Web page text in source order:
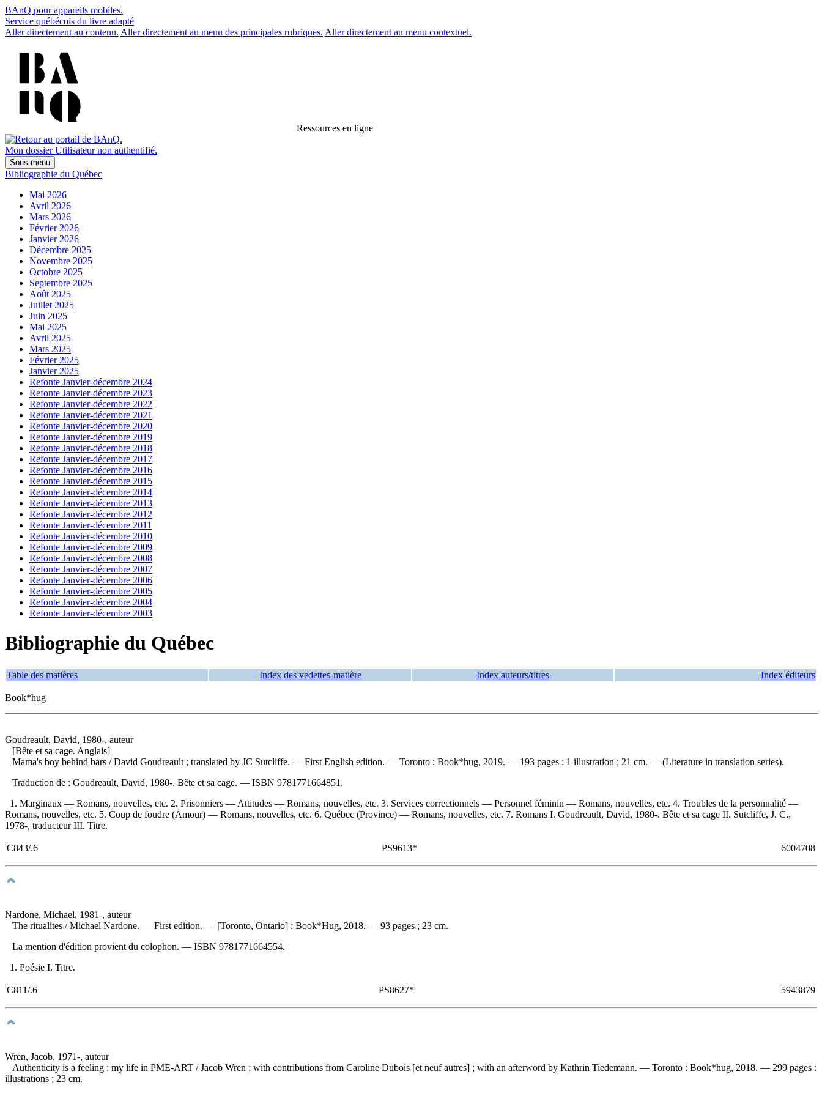
BAnQ pour appareils mobiles.
Service québécois du livre adapté
Aller directement au contenu. Aller directement au menu des principales rubriques. Aller directement au menu contextuel.
Ressources en ligne
Mon dossier Utilisateur non authentifié.
Sous-menu
Bibliographie du Québec
Mai 2026
Avril 2026
Mars 2026
Février 2026
Janvier 2026
Décembre 2025
Novembre 2025
Octobre 2025
Septembre 2025
Août 2025
Juillet 2025
Juin 2025
Mai 2025
Avril 2025
Mars 2025
Février 2025
Janvier 2025
Refonte Janvier-décembre 2024
Refonte Janvier-décembre 2023
Refonte Janvier-décembre 2022
Refonte Janvier-décembre 2021
Refonte Janvier-décembre 2020
Refonte Janvier-décembre 2019
Refonte Janvier-décembre 2018
Refonte Janvier-décembre 2017
Refonte Janvier-décembre 2016
Refonte Janvier-décembre 2015
Refonte Janvier-décembre 2014
Refonte Janvier-décembre 2013
Refonte Janvier-décembre 2012
Refonte Janvier-décembre 2011
Refonte Janvier-décembre 2010
Refonte Janvier-décembre 2009
Refonte Janvier-décembre 2008
Refonte Janvier-décembre 2007
Refonte Janvier-décembre 2006
Refonte Janvier-décembre 2005
Refonte Janvier-décembre 2004
Refonte Janvier-décembre 2003
Bibliographie du Québec
Table des matières Index des vedettes-matière Index auteurs/titres Index éditeurs
Book*hug
Goudreault, David, 1980-, auteur
[Bête et sa cage. Anglais]
Mama's boy behind bars / David Goudreault ; translated by JC Sutcliffe. — First English edition. — Toronto : Book*hug, 2019. — 193 pages : 1 illustration ; 21 cm. — (Literature in translation series).
Traduction de : Goudreault, David, 1980-. Bête et sa cage. — ISBN 9781771664851 .
1. Marginaux — Romans, nouvelles, etc. 2. Prisonniers — Attitudes — Romans, nouvelles, etc. 3. Services correctionnels — Personnel féminin — Romans, nouvelles, etc. 4. Troubles de la personnalité —
Romans, nouvelles, etc. 5. Coup de foudre (Amour) — Romans, nouvelles, etc. 6. Québec (Province) — Romans, nouvelles, etc. 7. Romans I. Goudreault, David, 1980-. Bête et sa cage II. Sutcliffe, J. C.,
1978-, traducteur III. Titre.
C843/.6 PS9613* 6004708
Nardone, Michael, 1981-, auteur
The ritualites / Michael Nardone. — First edition. — [Toronto, Ontario] : Book*Hug, 2018. — 93 pages ; 23 cm.
La mention d'édition provient du colophon. — ISBN 9781771664554.
1. Poésie I. Titre.
C811/.6 PS8627* 5943879
Wren, Jacob, 1971-, auteur
Authenticity is a feeling : my life in PME-ART / Jacob Wren ; with contributions from Caroline Dubois [et neuf autres] ; with an afterword by Kathrin Tiedemann. — Toronto : Book*hug, 2018. — 299 pages :
illustrations ; 23 cm.